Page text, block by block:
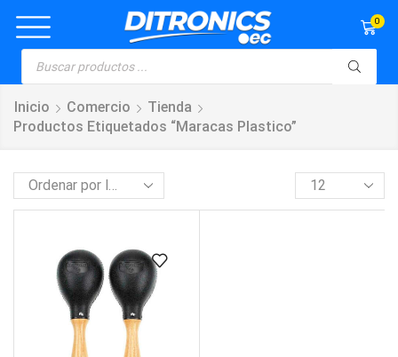
0
Inicio Comercio
Tienda
Productos Etiquetados “maracas Plastico”